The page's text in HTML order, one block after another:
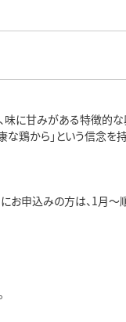
味に甘みがある特徴的
な鶏から」という信念を
申込みの方は、1月～